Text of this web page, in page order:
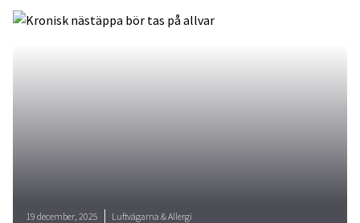
19 december, 2025 Luftvägarna & Allergi